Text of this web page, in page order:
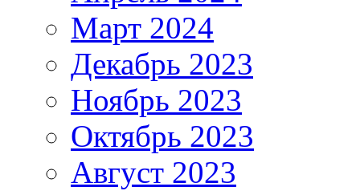
Март 2024
Декабрь 2023
Ноябрь 2023
Октябрь 2023
Август 2023